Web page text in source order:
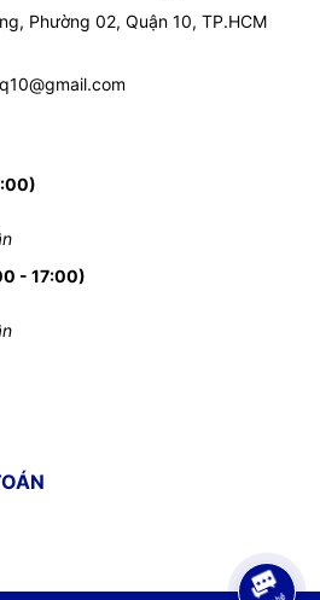
Phường 02, Quận 10, TP.HCM
- 17:00)